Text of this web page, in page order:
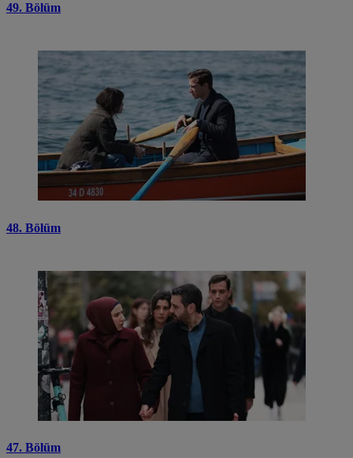
49. Bölüm
48. Bölüm
47. Bölüm